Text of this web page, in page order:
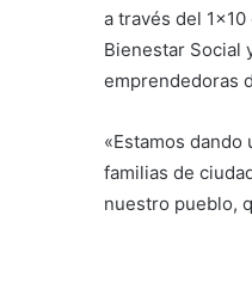
a través del
Bienestar Social
emprendedoras
«Estamos
familias de
nuestro pueblo,